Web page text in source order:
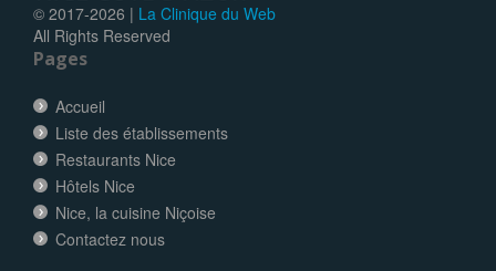
© 2017-2026 | La Clinique du Web
All Rights Reserved
Pages
Accueil
Liste des établissements
Restaurants Nice
Hôtels Nice
Nice, la cuisine Niçoise
Contactez nous